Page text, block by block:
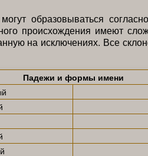
образовываться
происхождения имеют
на исключениях. Все
Падежи и формы имени